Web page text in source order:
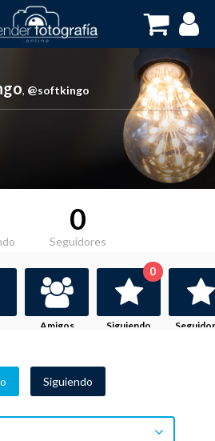
, @softkingo
0
Seguidores
Amigos Siguiendo
0
Siguiendo